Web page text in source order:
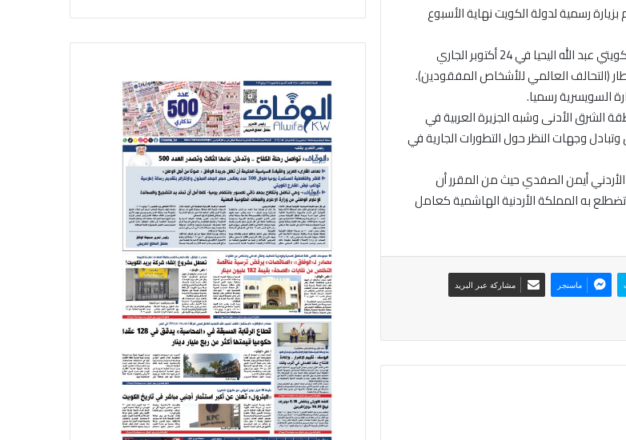
رسمية لدولة الكويت نهاية الأسبوع
وقالت وزارة الخارجية السويسرية في بيان إن كاسيس سيلتقي وزير الخارجية الكويتي عبد الله اليحيا في 24 أكتوبر الجاري
(التحالف العالمي للأشخاص المفقودين).
السويسرية رسميا.
الشرق الأدنى وشبه الجزيرة العربية في
وجهات النظر حول التطورات الجارية في
أيمن الصفدي حيث من المقرر أن
تضطلع به المملكة الأردنية الهاشمية كعامل
ماسنجر مشاركة عبر البريد